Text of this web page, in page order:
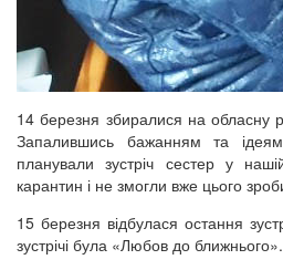
14 березня збиралися на обласну
Запалившись бажанням та
планували зустріч сестер у
карантин і не змогли вже цього
15 березня відбулася остання
зустрічі була «Любов до